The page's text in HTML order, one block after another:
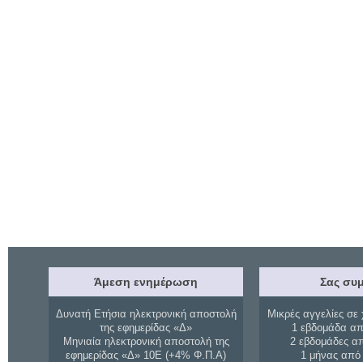
Άμεση ενημέρωση
Δυνατή Ετήσια ηλεκτρονική αποστολή
της εφημερίδας «Δ»
Μηνιαία ηλεκτρονική αποστολή της
εφημερίδας «Δ» 10Ε (+4% Φ.Π.Α)
Σας
Μικρές αγγελίες σε
1 εβδομάδα
2 εβδομάδες
1 μήνας